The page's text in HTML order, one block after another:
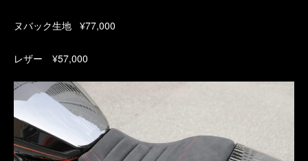
ヌバック生地 ¥77,000
レザー ¥57,000